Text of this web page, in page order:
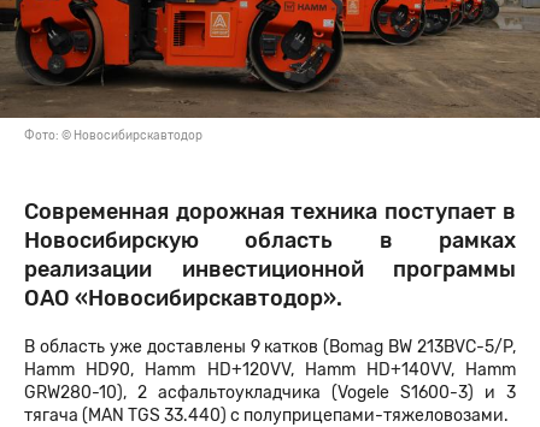
Фото: © Новосибирскавтодор
Современная дорожная техника поступает в
Новосибирскую область в рамках
реализации инвестиционной программы
ОАО «Новосибирскавтодор».
В область уже доставлены 9 катков (Bomag BW 213BVC-5/P,
Hamm HD90, Hamm HD+120VV, Hamm HD+140VV, Hamm
GRW280-10), 2 асфальтоукладчика (Vogele S1600-3) и 3
тягача (МАN TGS 33.440) с полуприцепами-тяжеловозами.